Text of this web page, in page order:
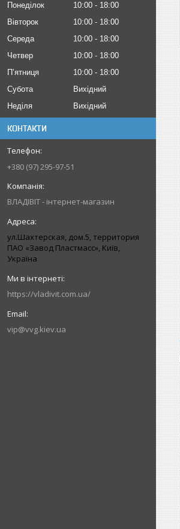
Понеділок 10:00
18:00
Вівторок
10:00
18:00
Середа
10:00
18:00
Четвер
10:00
18:00
Пʼятниця
10:00
18:00
Субота
Вихідний
Неділя
Вихідний
КОНТАКТИ
+380 (97) 295-97-51
ВЛАДІВІТ - інтернет-магазин
ул.Шахтерская, дом.5, территория
ПАО «Завод Пластмасс», Київ,
Україна
https://vladivit.com.ua/
vip@vvg.kiev.ua